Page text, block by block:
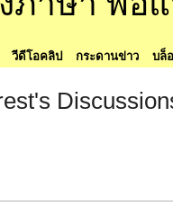
วีดีโอคลิป กระดานข่าว บล็